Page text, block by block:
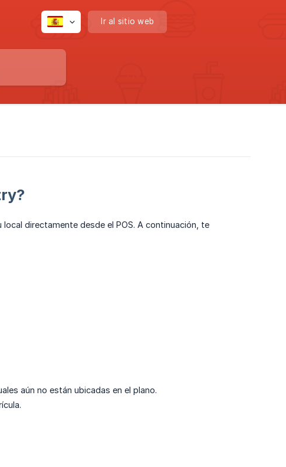
Ir al sitio web
directamente desde el POS. A continuación, te
aún no están ubicadas en el plano.